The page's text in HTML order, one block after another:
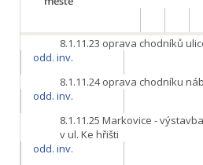
8.1.11.23 oprava chodníků
odd. inv.
8.1.11.24oprava chodníku
odd. inv.
8.1.11.25 Markovice -
v ul. Ke hřišti
odd. inv.